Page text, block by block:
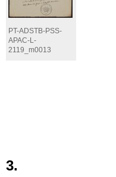
PT-ADSTB-PSS-
APAC-L-
2119_m0013
3.